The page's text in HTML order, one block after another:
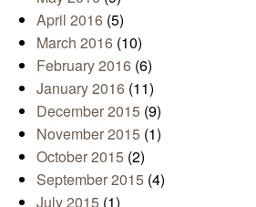
April 2016 (5)
March 2016 (10)
February 2016 (6)
January 2016 (11)
December 2015 (9)
November 2015 (1)
October 2015 (2)
September 2015 (4)
July 2015 (1)